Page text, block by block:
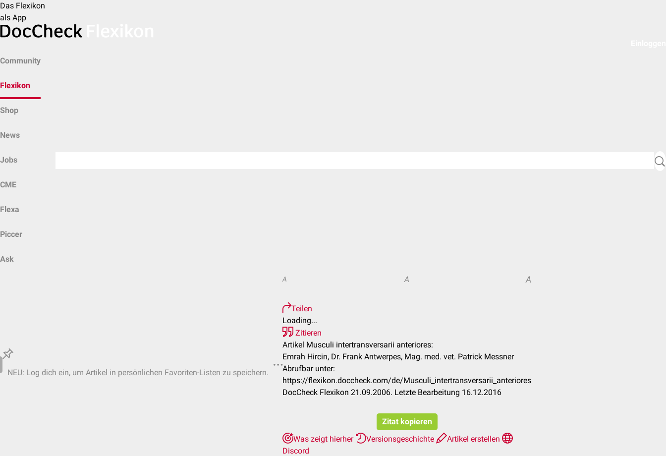
Das Flexikon
als App
Community
Flexikon
Shop
News
Jobs
CME
Flexa
Piccer
Ask
NEU: Log dich ein, um Artikel in persönlichen Favoriten-Listen zu speichern.
A A A
Teilen
Loading...
Zitieren
Artikel Musculi intertransversarii anteriores:
Emrah Hircin, Dr. Frank Antwerpes, Mag. med. vet. Patrick Messner
Abrufbar unter:
https://flexikon.doccheck.com/de/Musculi_intertransversarii_anteriores
DocCheck Flexikon 21.09.2006. Letzte Bearbeitung 16.12.2016
Zitat kopieren
Was zeigt hierher
Versionsgeschichte
Artikel erstellen
Discord